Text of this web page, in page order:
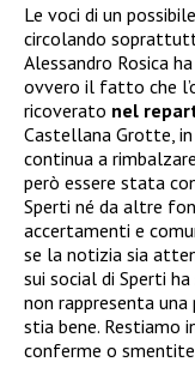
Le voci di un
circolando
Alessandro Rosica
ovvero il fatto che
ricoverato nel
Castellana Grotte,
continua a
però essere stata
Sperti né da altre
accertamenti e
se la notizia sia
sui social di Sperti
non rappresenta
stia bene. Restiamo
conferme o